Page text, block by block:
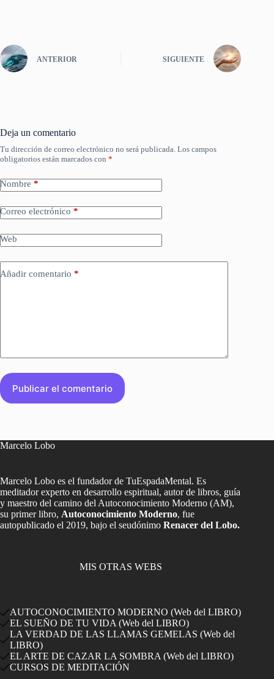
ANTERIOR SIGUIENTE
Deja un comentario
Tu dirección de correo electrónico no será publicada. Los campos
obligatorios están marcados con *
Nombre *
Correo electrónico *
Web
Añadir comentario *
Publicar el comentario
Marcelo Lobo
Marcelo Lobo es el fundador de TuEspadaMental. Es
meditador experto en desarrollo espiritual, autor de libros, guía
y maestro del camino del Autoconocimiento Moderno (AM),
su primer libro, Autoconocimiento Moderno, fue
autopublicado el 2019, bajo el seudónimo Renacer del Lobo.
MIS OTRAS WEBS
AUTOCONOCIMIENTO MODERNO (Web del LIBRO)
EL SUEÑO DE TU VIDA (Web del LIBRO)
LA VERDAD DE LAS LLAMAS GEMELAS (Web del
LIBRO)
EL ARTE DE CAZAR LA SOMBRA (Web del LIBRO)
CURSOS DE MEDITACIÓN